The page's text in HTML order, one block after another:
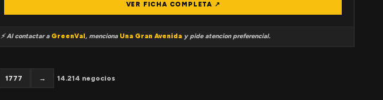
VER FICHA COMPLETA ↗
⚡ Al contactar a GreenVal, menciona Una Gran Avenida y pide atencion preferencial.
1777 → 14.214 negocios